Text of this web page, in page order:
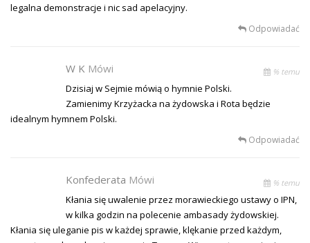
legalna demonstracje i nic sad apelacyjny.
Odpowiadać
W K Mówi % temu
Dzisiaj w Sejmie mówią o hymnie Polski.
Zamienimy Krzyżacka na żydowska i Rota będzie
idealnym hymnem Polski.
Odpowiadać
Konfederata Mówi % temu
Kłania się uwalenie przez morawieckiego ustawy o IPN,
w kilka godzin na polecenie ambasady żydowskiej.
Kłania się uleganie pis w każdej sprawie, klękanie przed każdym,